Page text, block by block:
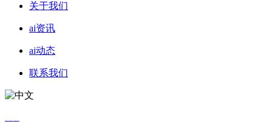
关于我们
ai资讯
ai动态
联系我们